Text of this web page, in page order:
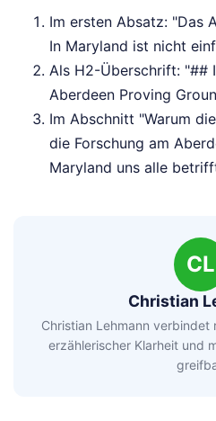
Im ersten Absatz: "Das
In Maryland ist nicht
Als H2-Überschrift: "##
Aberdeen Proving
Im Abschnitt "Warum
die Forschung am
Maryland uns alle
CL
Christian
Christian Lehmann
erzählerischer Klarheit und